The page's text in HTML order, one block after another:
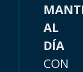
AL
DÍA
CON